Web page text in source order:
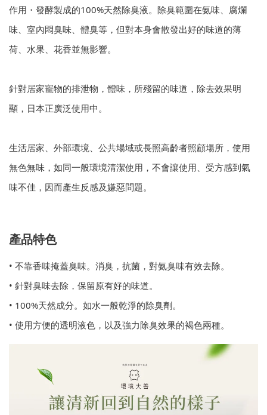
作用・發酵製成的100%天然除臭液。除臭範圍在氨味、腐爛
味、室內悶臭味、體臭等，但對本身會散發出好的味道的薄
荷、水果、花香並無影響。
針對居家寵物的排泄物，體味，所殘留的味道，除去效果明
顯，日本正廣泛使用中。
生活居家、外部環境、公共場域或長照高齡者照顧場所，使用
無色無味，如同一般環境清潔使用，不會讓使用、受方感到氣
味不佳，因而產生反感及嫌惡問題。
產品特色
• 不靠香味掩蓋臭味。消臭，抗菌，對氨臭味有效去除。
• 針對臭味去除，保留原有好的味道。
• 100%天然成分。如水一般乾淨的除臭劑。
• 使用方便的透明液色，以及強力除臭效果的褐色兩種。